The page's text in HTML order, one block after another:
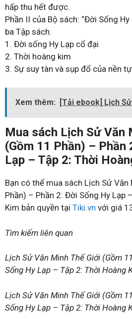
hấp thu hết được.
Phần II của Bộ sách: “Đời Sống
ba Tập sách:
1. Đời sống Hy Lạp cổ đại
2. Thời hoàng kim
3. Sự suy tàn và sụp đổ của nền
Xem thêm: [Tải ebook] Lịch
Mua sách Lịch Sử Văn
(Gồm 11 Phần) – Phần
Lạp – Tập 2: Thời
Bạn có thể mua sách Lịch Sử Văn
Phần) – Phần 2: Đời Sống Hy Lạp
Kim bản quyền tại Tiki.vn với giá
Tìm kiếm liên quan
Lịch Sử Văn Minh Thế Giới (Gồm
Sống Hy Lạp – Tập 2: Thời Hoàng
Lịch Sử Văn Minh Thế Giới (Gồm
Sống Hy Lạp – Tập 2: Thời Hoàng